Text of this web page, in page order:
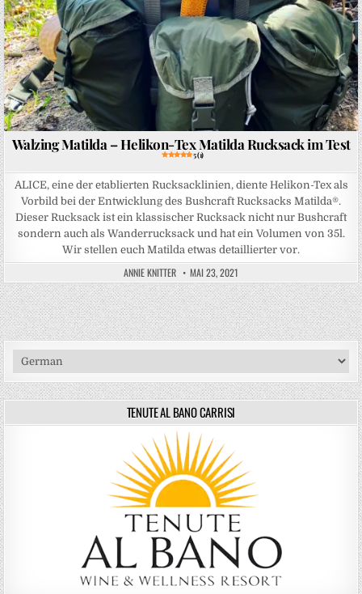
Walzing Matilda – Helikon-Tex Matilda Rucksack im Test
5 (1)
ALICE, eine der etablierten Rucksacklinien, diente Helikon-Tex als
Vorbild bei der Entwicklung des Bushcraft Rucksacks Matilda®.
Dieser Rucksack ist ein klassischer Rucksack nicht nur Bushcraft
sondern auch als Wanderrucksack und hat ein Volumen von 35l.
Wir stellen euch Matilda etwas detaillierter vor.
ANNIE KNITTER MAI 23, 2021
TENUTE AL BANO CARRISI